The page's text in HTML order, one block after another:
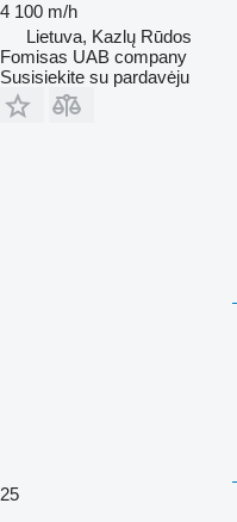
4 100 m/h
Lietuva, Kazlų Rūdos
Fomisas UAB company
Susisiekite su pardavėju
25